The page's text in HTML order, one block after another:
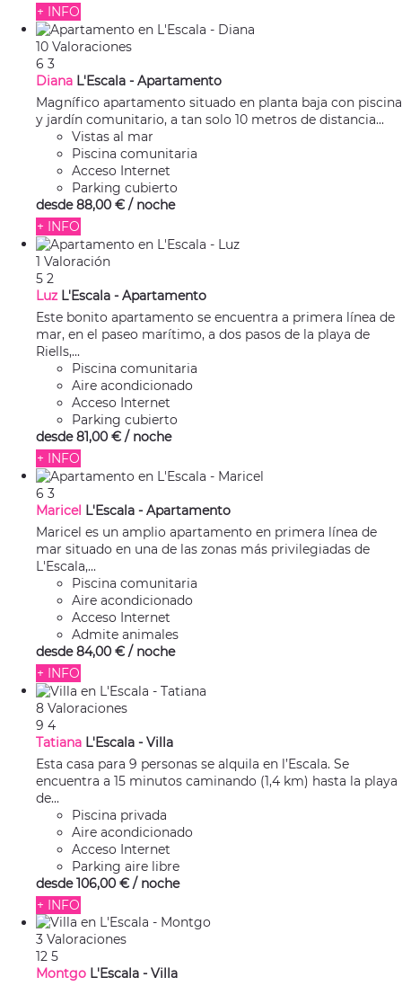
+ INFO
10 Valoraciones
6 3
Diana L'Escala - Apartamento
Magnífico apartamento situado en planta baja con piscina
y jardín comunitario, a tan solo 10 metros de distancia...
Vistas al mar
Piscina comunitaria
Acceso Internet
Parking cubierto
desde 88,00 € / noche
+ INFO
1 Valoración
5 2
Luz L'Escala - Apartamento
Este bonito apartamento se encuentra a primera línea de
mar, en el paseo marítimo, a dos pasos de la playa de
Riells,...
Piscina comunitaria
Aire acondicionado
Acceso Internet
Parking cubierto
desde 81,00 € / noche
+ INFO
6 3
Maricel L'Escala - Apartamento
Maricel es un amplio apartamento en primera línea de
mar situado en una de las zonas más privilegiadas de
L'Escala,...
Piscina comunitaria
Aire acondicionado
Acceso Internet
Admite animales
desde 84,00 € / noche
+ INFO
8 Valoraciones
9 4
Tatiana L'Escala - Villa
Esta casa para 9 personas se alquila en l’Escala. Se
encuentra a 15 minutos caminando (1,4 km) hasta la playa
de...
Piscina privada
Aire acondicionado
Acceso Internet
Parking aire libre
desde 106,00 € / noche
+ INFO
3 Valoraciones
12 5
Montgo L'Escala - Villa